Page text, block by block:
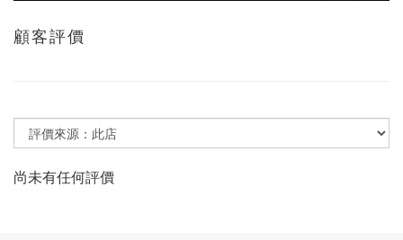
顧客評價
尚未有任何評價